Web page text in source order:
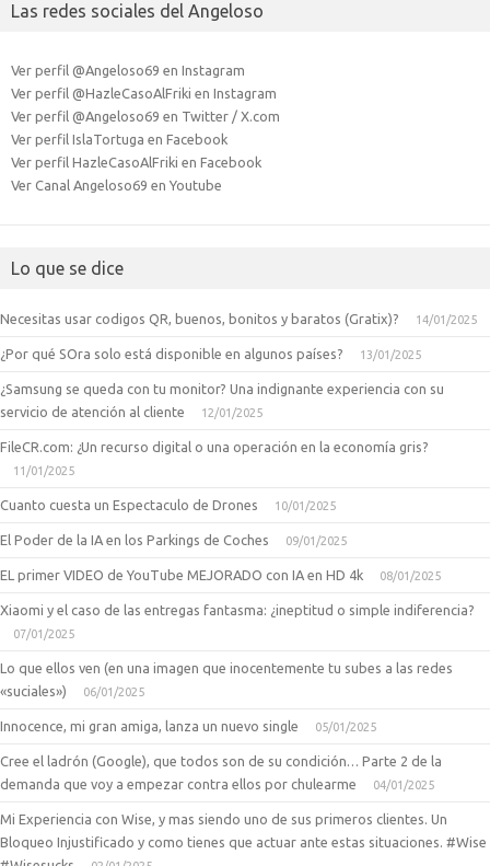
Las redes sociales del Angeloso
Ver perfil @Angeloso69 en Instagram
Ver perfil @HazleCasoAlFriki en Instagram
Ver perfil @Angeloso69 en Twitter / X.com
Ver perfil IslaTortuga en Facebook
Ver perfil HazleCasoAlFriki en Facebook
Ver Canal Angeloso69 en Youtube
Lo que se dice
Necesitas usar codigos QR, buenos, bonitos y baratos (Gratix)? 14/01/2025
¿Por qué SOra solo está disponible en algunos países? 13/01/2025
¿Samsung se queda con tu monitor? Una indignante experiencia con su
servicio de atención al cliente
12/01/2025
FileCR.com: ¿Un recurso digital o una operación en la economía gris?
11/01/2025
Cuanto cuesta un Espectaculo de Drones 10/01/2025
El Poder de la IA en los Parkings de Coches 09/01/2025
EL primer VIDEO de YouTube MEJORADO con IA en HD 4k 08/01/2025
Xiaomi y el caso de las entregas fantasma: ¿ineptitud o simple indiferencia?
07/01/2025
Lo que ellos ven (en una imagen que inocentemente tu subes a las redes
«suciales»)
06/01/2025
Innocence, mi gran amiga, lanza un nuevo single 05/01/2025
Cree el ladrón (Google), que todos son de su condición… Parte 2 de la
demanda que voy a empezar contra ellos por chulearme
04/01/2025
Mi Experiencia con Wise, y mas siendo uno de sus primeros clientes. Un
Bloqueo Injustificado y como tienes que actuar ante estas situaciones. #Wise